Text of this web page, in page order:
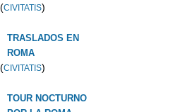
(CIVITATIS)
TRASLADOS EN
ROMA
(CIVITATIS)
TOUR NOCTURNO